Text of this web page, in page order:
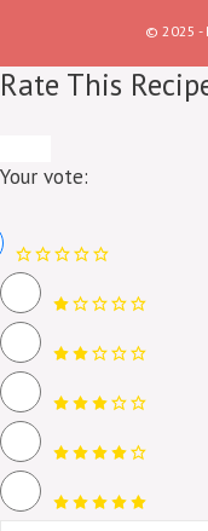
© 2025 -
Rate This
Your vote: